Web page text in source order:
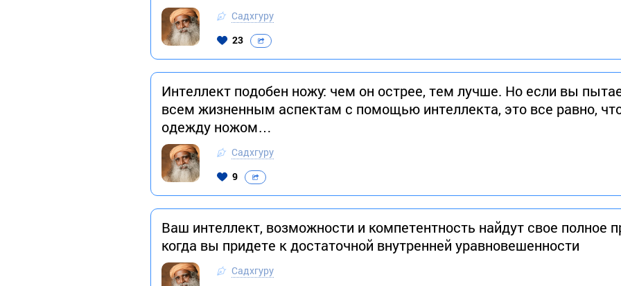
Садхгуру
23
Интеллект подобен ножу: чем он острее, тем лучше. Но если вы
всем жизненным аспектам с помощью интеллекта, это все равно,
одежду ножом…
Садхгуру
9
Ваш интеллект, возможности и компетентность найдут свое полное
когда вы придете к достаточной внутренней уравновешенности
Садхгуру